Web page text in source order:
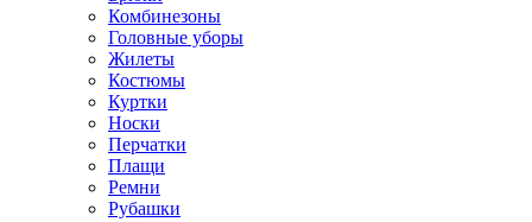
Комбинезоны
Головные уборы
Жилеты
Костюмы
Куртки
Носки
Перчатки
Плащи
Ремни
Рубашки